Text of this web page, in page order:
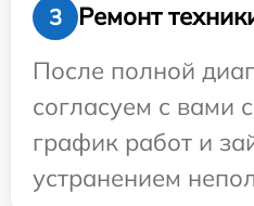
3
Ремонт
После полной
согласуем с вами
график работ и
устранением